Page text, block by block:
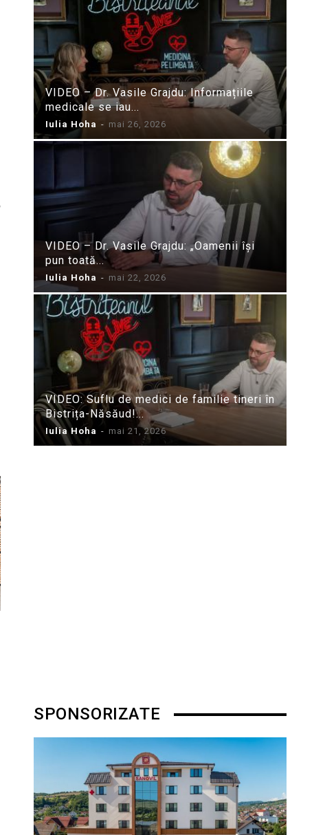
VIDEO – Dr. Vasile Grajdu: Informațiile
medicale se iau...
Iulia Hoha - mai 26, 2026
VIDEO – Dr. Vasile Grajdu: „Oamenii își
pun toată...
Iulia Hoha - mai 22, 2026
VIDEO: Suflu de medici de familie tineri în
Bistrița-Năsăud!...
Iulia Hoha - mai 21, 2026
SPONSORIZATE